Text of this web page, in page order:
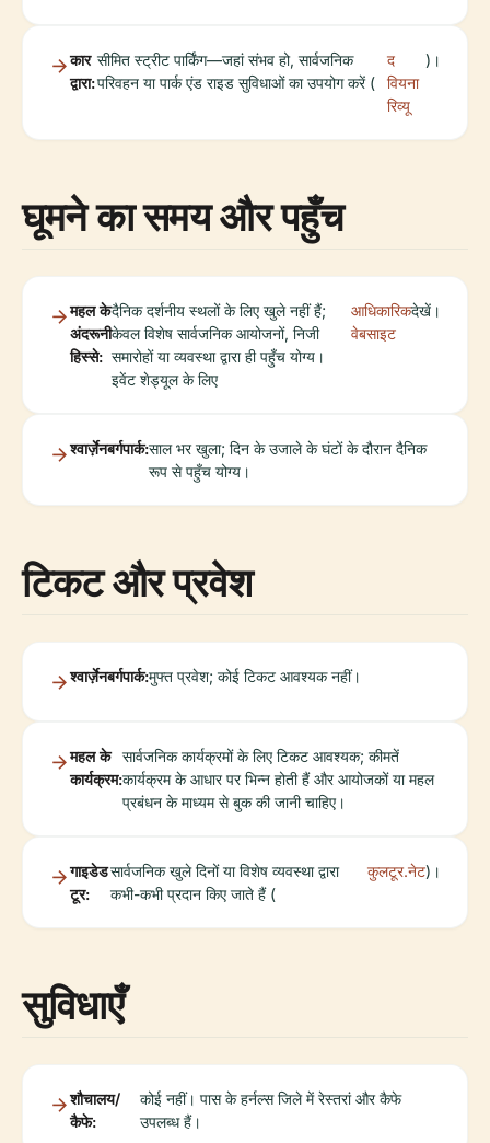
कार
द्वारा:
सीमित स्ट्रीट पार्किंग—जहां संभव हो, सार्वजनिक
परिवहन या पार्क एंड राइड सुविधाओं का उपयोग करें (
द
वियना
रिव्यू
)।
घूमने का समय और पहुँच
महल के
अंदरूनी
हिस्से:
दैनिक दर्शनीय स्थलों के लिए खुले नहीं हैं;
केवल विशेष सार्वजनिक आयोजनों, निजी
समारोहों या व्यवस्था द्वारा ही पहुँच योग्य।
इवेंट शेड्यूल के लिए
आधिकारिक
वेबसाइट
देखें।
श्वार्ज़ेनबर्गपार्क:साल भर खुला; दिन के उजाले के घंटों के दौरान दैनिक
रूप से पहुँच योग्य।
टिकट और प्रवेश
श्वार्ज़ेनबर्गपार्क:मुफ्त प्रवेश; कोई टिकट आवश्यक नहीं।
महल के
कार्यक्रम:
सार्वजनिक कार्यक्रमों के लिए टिकट आवश्यक; कीमतें
कार्यक्रम के आधार पर भिन्न होती हैं और आयोजकों या महल
प्रबंधन के माध्यम से बुक की जानी चाहिए।
गाइडेड
टूर:
सार्वजनिक खुले दिनों या विशेष व्यवस्था द्वारा
कभी-कभी प्रदान किए जाते हैं (
कुलटूर.नेट)।
सुविधाएँ
शौचालय/
कैफे:
कोई नहीं। पास के हर्नल्स जिले में रेस्तरां और कैफे
उपलब्ध हैं।